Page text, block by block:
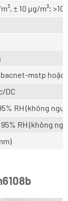
± 10 μg/m³;
mstp hoặc
DC
RH (không
RH (không